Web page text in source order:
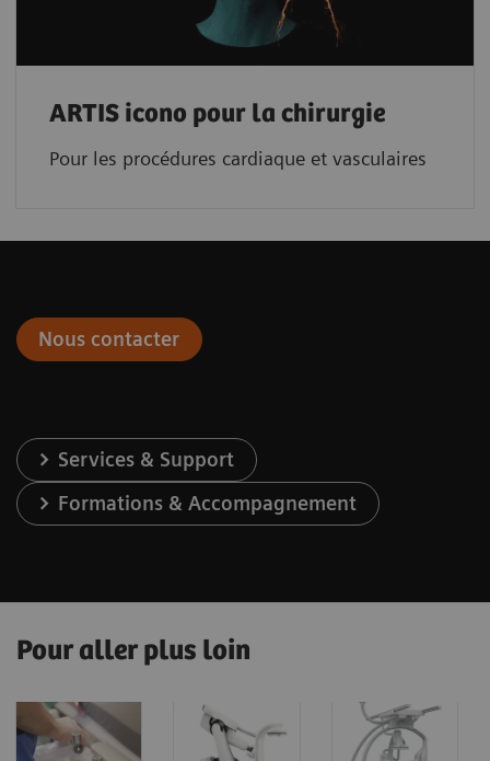
ARTIS icono pour la chirurgie
Pour les procédures cardiaque et vasculaires
Nous contacter
Services & Support
Formations & Accompagnement
Pour aller plus loin